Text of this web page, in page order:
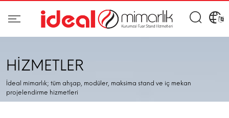
HİZMETLER
İdeal mimarlık; tüm ahşap, modüler, maksima stand ve iç mekan
projelendirme hizmetleri